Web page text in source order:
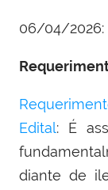
06/04/2026:
Edital: É
diante de